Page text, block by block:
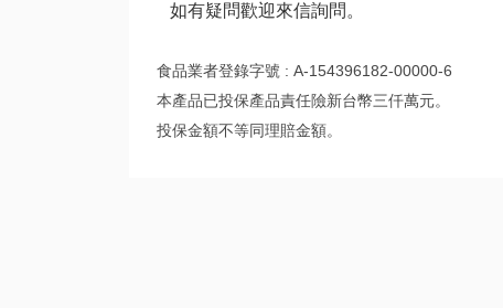
如有疑問歡迎來信詢問。
食品業者登錄字號 : A-154396182-00000-6
本產品已投保產品責任險新台幣三仟萬元。
投保金額不等同理賠金額。